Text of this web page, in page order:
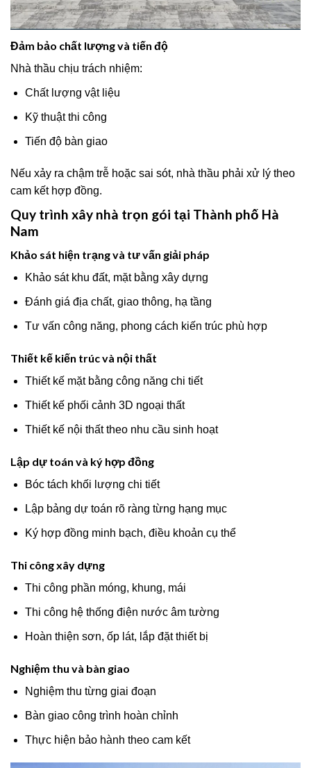
Đảm bảo chất lượng và tiến độ
Nhà thầu chịu trách nhiệm:
Chất lượng vật liệu
Kỹ thuật thi công
Tiến độ bàn giao
Nếu xảy ra chậm trễ hoặc sai sót, nhà thầu phải xử lý theo
cam kết hợp đồng.
Quy trình xây nhà trọn gói tại Thành phố Hà
Nam
Khảo sát hiện trạng và tư vấn giải pháp
Khảo sát khu đất, mặt bằng xây dựng
Đánh giá địa chất, giao thông, hạ tầng
Tư vấn công năng, phong cách kiến trúc phù hợp
Thiết kế kiến trúc và nội thất
Thiết kế mặt bằng công năng chi tiết
Thiết kế phối cảnh 3D ngoại thất
Thiết kế nội thất theo nhu cầu sinh hoạt
Lập dự toán và ký hợp đồng
Bóc tách khối lượng chi tiết
Lập bảng dự toán rõ ràng từng hạng mục
Ký hợp đồng minh bạch, điều khoản cụ thể
Thi công xây dựng
Thi công phần móng, khung, mái
Thi công hệ thống điện nước âm tường
Hoàn thiện sơn, ốp lát, lắp đặt thiết bị
Nghiệm thu và bàn giao
Nghiệm thu từng giai đoạn
Bàn giao công trình hoàn chỉnh
Thực hiện bảo hành theo cam kết